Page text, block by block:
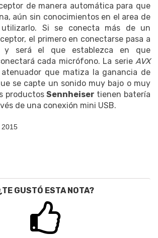
de manera automática para que
aún sin conocimientos en el area de
utilizarlo. Si se conecta más de un
el primero en conectarse pasa a
y será el que establezca en que
cada micrófono. La serie AVX
que matiza la ganancia de
se capte un sonido muy bajo o muy
productosSennheiser tienen batería
de una conexión mini USB.
GUSTÓ ESTA NOTA?